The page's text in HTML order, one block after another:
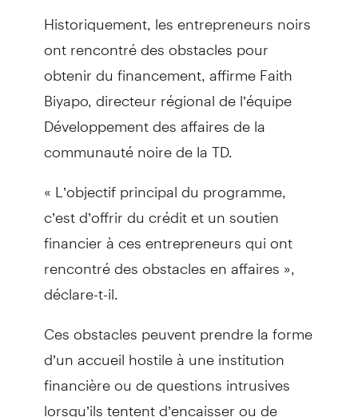
Historiquement, les entrepreneurs noirs
ont rencontré des obstacles pour
obtenir du financement, affirme Faith
Biyapo, directeur régional de l’équipe
Développement des affaires de la
communauté noire de la TD.
« L’objectif principal du programme,
c’est d’offrir du crédit et un soutien
financier à ces entrepreneurs qui ont
rencontré des obstacles en affaires »,
déclare-t-il.
Ces obstacles peuvent prendre la forme
d’un accueil hostile à une institution
financière ou de questions intrusives
lorsqu’ils tentent d’encaisser ou de